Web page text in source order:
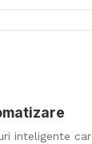
inteligente